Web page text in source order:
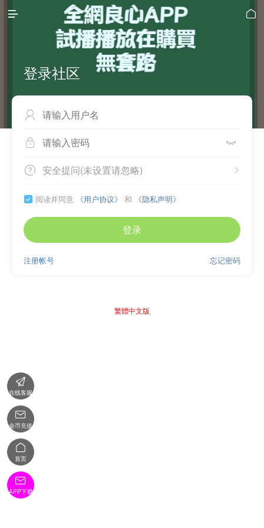
 
登录社区

 
 
安全提问(未设置请忽略)
 阅读并同意 《用户协议》 和 《隐私声明》
登录
忘记密码
注册帐号
繁體中文版

在线客服

金币充值

首页

APP下载